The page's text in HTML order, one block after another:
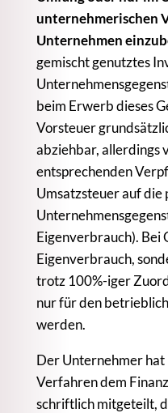
unternehmerischen
Unternehmen
gemischt genutztes
beim Erwerb dieses
Vorsteuer
abziehbar, allerdings
entsprechenden
Umsatzsteuer auf
Eigenverbrauch). Bei
Eigenverbrauch,
trotz 100%-iger
nur für den
werden.
Der Unternehmer
Verfahren dem
schriftlich mitgeteilt,